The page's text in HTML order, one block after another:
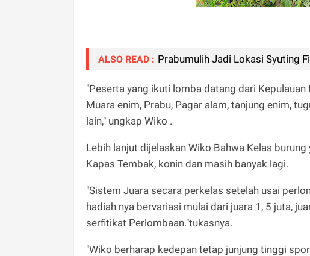
ALSO READ : Prabumulih Jadi Lokasi Syuting
"Peserta yang ikuti lomba datang dari Kepulauan
Muara enim, Prabu, Pagar alam, tanjung enim,
lain," ungkap Wiko .
Lebih lanjut dijelaskan Wiko Bahwa Kelas
Kapas Tembak, konin dan masih banyak lagi.
"Sistem Juara secara perkelas setelah usai
hadiah nya bervariasi mulai dari juara 1, 5 juta,
serfitikat Perlombaan."tukasnya.
"Wiko berharap kedepan tetap junjung tinggi